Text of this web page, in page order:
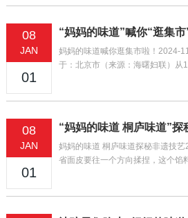
08
JAN
01
“妈妈的味道”喊你“逛集市
妈妈的味道喊你逛集市啦！2024-
于：北京市（来源：海曙妇联）从
08
JAN
01
“妈妈的味道 桐庐味道”探
妈妈的味道 桐庐味道探秘非遗技
省面皮要往一个方向揉捏，这个